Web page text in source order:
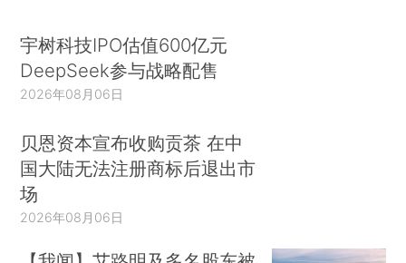
宇树科技IPO估值600亿元
DeepSeek参与战略配售
2026年08月06日
贝恩资本宣布收购贡茶 在中
国大陆无法注册商标后退出市
场
2026年08月06日